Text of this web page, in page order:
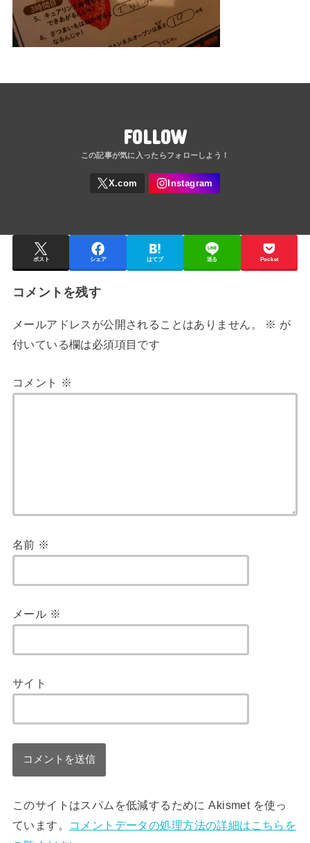
FOLLOW
ポスト シェア はてブ 送る Pocket
コメントを残す
メールアドレスが公開されることはありません。 ※ が
付いている欄は必須項目です
コメント ※
名前 ※
メール ※
サイト
このサイトはスパムを低減するために Akismet を使っ
ています。
コメントデータの処理方法の詳細はこちらを